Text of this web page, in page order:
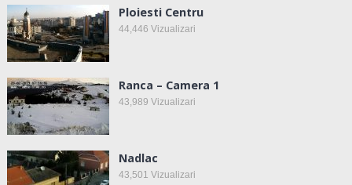
Ploiesti Centru
44,446 Vizualizari
Ranca – Camera 1
43,989 Vizualizari
Nadlac
43,501 Vizualizari